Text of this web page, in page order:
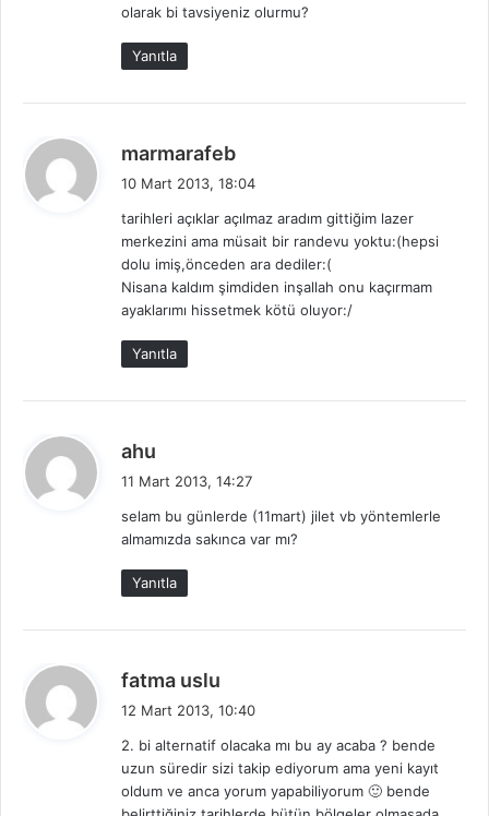
olarak bi tavsiyeniz olurmu?
Yanıtla
marmarafeb
i
k
i
10 Mart 2013, 18:04
tarihleri açıklar açılmaz aradım gittiğim lazer
merkezini ama müsait bir randevu yoktu:(hepsi
dolu imiş,önceden ara dediler:(
Nisana kaldım şimdiden inşallah onu kaçırmam
ayaklarımı hissetmek kötü oluyor:/
Yanıtla
ahu
i
k
i
:
11 Mart 2013, 14:27
selam bu günlerde (11mart) jilet vb yöntemlerle
almamızda sakınca var mı?
Yanıtla
fatma uslu
i
k
12 Mart 2013, 10:40
2. bi alternatif olacaka mı bu ay acaba ? bende
uzun süredir sizi takip ediyorum ama yeni kayıt
oldum ve anca yorum yapabiliyorum 🙂 bende